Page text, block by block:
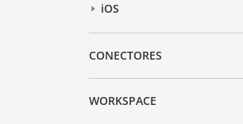
iOS
CONECTORES
WORKSPACE